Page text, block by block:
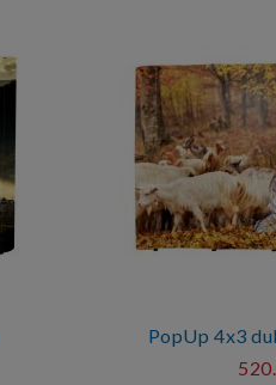
PopUp 4x3